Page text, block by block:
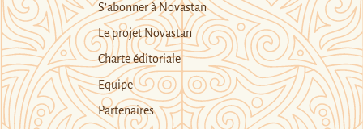
S’abonner à Novastan
Le projet Novastan
Charte éditoriale
Equipe
Partenaires